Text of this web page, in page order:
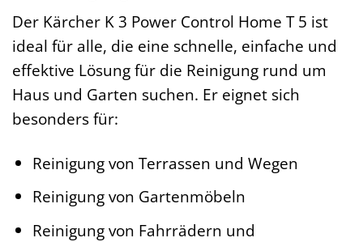
Der Kärcher K 3 Power Control Home T 5 ist
ideal für alle, die eine schnelle, einfache und
effektive Lösung für die Reinigung rund um
Haus und Garten suchen. Er eignet sich
besonders für:
Reinigung von Terrassen und Wegen
Reinigung von Gartenmöbeln
Reinigung von Fahrrädern und